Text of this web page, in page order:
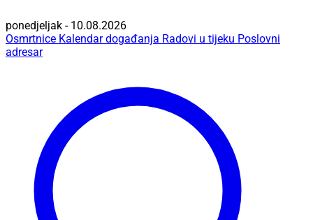
ponedjeljak - 10.08.2026
Osmrtnice Kalendar događanja Radovi u tijeku Poslovni
adresar